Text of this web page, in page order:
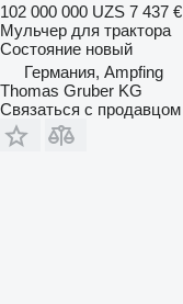
102 000 000 UZS 7 437 €
Мульчер для трактора
Состояние новый
Германия, Ampfing
Thomas Gruber KG
Связаться с продавцом